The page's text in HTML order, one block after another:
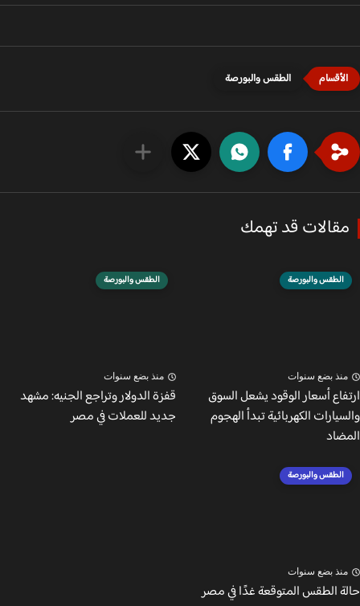
الطقس والبورصة
قد تهمك
الطقس والبورصة
بضع سنوات
أسعار الوقود يشعل السوق
الكهربائية تبدأ الهجوم
الطقس والبورصة
منذ بضع سنوات
قفزة الدولار وتراجع الجنيه: مشهد
جديد للعملات في مصر
الطقس والبورصة
بضع سنوات
الطقس المتوقعة غدًا في مصر